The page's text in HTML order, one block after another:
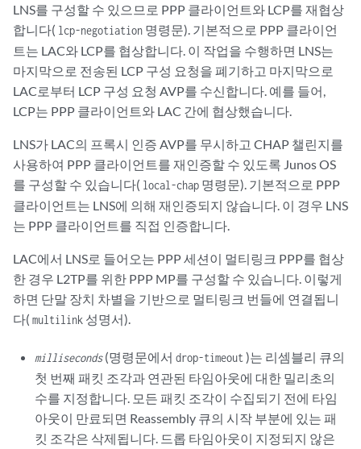
LNS를 구성할 수 있으므로 PPP 클라이언트와 LCP를 재협상
합니다( lcp-negotiation 명령문). 기본적으로 PPP 클라이언
트는 LAC와 LCP를 협상합니다. 이 작업을 수행하면 LNS는
마지막으로 전송된 LCP 구성 요청을 폐기하고 마지막으로
LAC로부터 LCP 구성 요청 AVP를 수신합니다. 예를 들어,
LCP는 PPP 클라이언트와 LAC 간에 협상했습니다.
LNS가 LAC의 프록시 인증 AVP를 무시하고 CHAP 챌린지를
사용하여 PPP 클라이언트를 재인증할 수 있도록 Junos OS
를 구성할 수 있습니다( local-chap 명령문). 기본적으로 PPP
클라이언트는 LNS에 의해 재인증되지 않습니다. 이 경우 LNS
는 PPP 클라이언트를 직접 인증합니다.
LAC에서 LNS로 들어오는 PPP 세션이 멀티링크 PPP를 협상
한 경우 L2TP를 위한 PPP MP를 구성할 수 있습니다. 이렇게
하면 단말 장치 차별을 기반으로 멀티링크 번들에 연결됩니
다( multilink 성명서).
milliseconds(명령문에서drop-timeout)는 리셈블리 큐의
첫 번째 패킷 조각과 연관된 타임아웃에 대한 밀리초의
수를 지정합니다. 모든 패킷 조각이 수집되기 전에 타임
아웃이 만료되면 Reassembly 큐의 시작 부분에 있는 패
킷 조각은 삭제됩니다. 드롭 타임아웃이 지정되지 않은